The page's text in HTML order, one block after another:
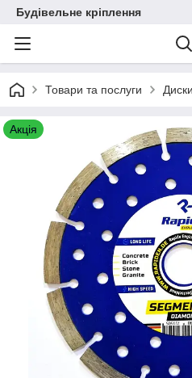
Будівельне кріплення
Товари та послуги
Акція